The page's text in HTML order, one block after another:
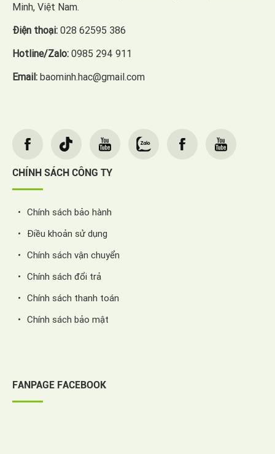
Minh, Việt Nam.
Điện thoại: 028 62595 386
Hotline/Zalo: 0985 294 911
Email: baominh.hac@gmail.com
CHÍNH SÁCH CÔNG TY
Chính sách bảo hành
Điều khoản sử dụng
Chính sách vận chuyển
Chính sách đổi trả
Chính sách thanh toán
Chính sách bảo mật
FANPAGE FACEBOOK